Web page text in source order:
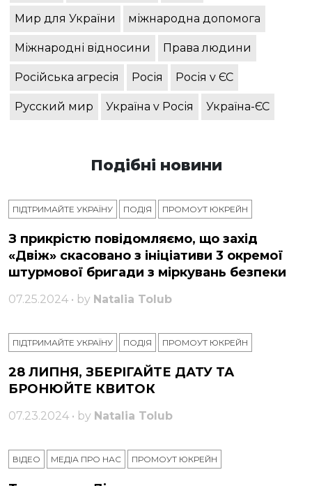
Мир для України міжнародна допомога
Міжнародні відносини Права людини
Російська агресія Росія Росія v ЄС
Русский мир Україна v Росія Україна-ЄС
Подібні новини
ПІДТРИМАЙТЕ УКРАЇНУ ПОДІЯ ПРОМОУТ ЮКРЕЙН
З прикрістю повідомляємо, що захід
«Двіж» скасовано з ініціативи 3 окремої
штурмової бригади з міркувань безпеки
07.25.2024 • by Natalia Tolub
ПІДТРИМАЙТЕ УКРАЇНУ ПОДІЯ ПРОМОУТ ЮКРЕЙН
28 ЛИПНЯ, ЗБЕРІГАЙТЕ ДАТУ ТА
БРОНЮЙТЕ КВИТОК
07.23.2024 • by Natalia Tolub
ВІДЕО МЕДІА ПРО НАС ПРОМОУТ ЮКРЕЙН